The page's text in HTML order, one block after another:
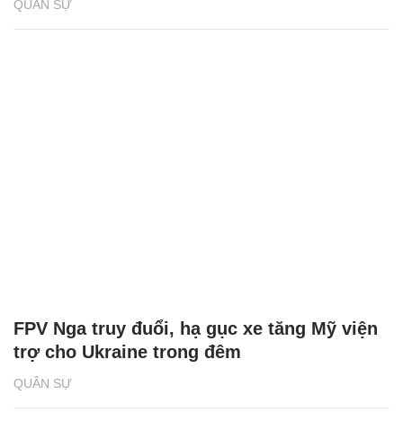
QUÂN SỰ
QUÂN SỰ
FPV Nga truy đuổi, hạ gục xe tăng Mỹ viện
trợ cho Ukraine trong đêm